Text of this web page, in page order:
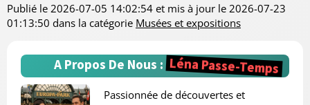
Publié le 2026-07-05 14:02:54 et mis à jour le 2026-07-23
01:13:50 dans la catégorie Musées et expositions
A Propos De Nous :Léna Passe-Temps
Passionnée de découvertes et